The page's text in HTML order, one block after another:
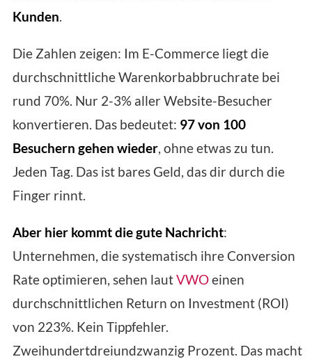
Kunden
Die Zahlen zeigen: Im E-Commerce liegt die
durchschnittliche Warenkorbabbruchrate bei
rund 70%. Nur 2-3% aller Website-Besucher
konvertieren. Das bedeutet: 97 von 100
Besuchern gehen wieder , ohne etwas zu tun.
Jeden Tag. Das ist bares Geld, das dir durch die
Finger rinnt.
Aber hier kommt die gute Nachricht:
Unternehmen, die systematisch ihre Conversion
Rate optimieren, sehen lautVWOeinen
durchschnittlichen Return on Investment (ROI)
von 223%. Kein Tippfehler.
Zweihundertdreiundzwanzig Prozent. Das macht